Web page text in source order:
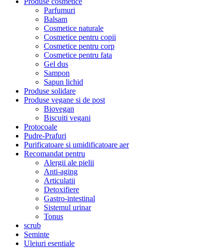
Parfumuri
Balsam
Cosmetice naturale
Cosmetice pentru copii
Cosmetice pentru corp
Cosmetice pentru fata
Gel dus
Sampon
Sapun lichid
Produse solidare
Produse vegane si de post
Biovegan
Biscuiti vegani
Protocoale
Pudre-Prafuri
Purificatoare si umidificatoare aer
Recomandat pentru
Alergii ale pielii
Anti-aging
Articulatii
Detoxifiere
Gastro-intestinal
Sistemul urinar
Tonus
scrub
Seminte
Uleiuri esentiale